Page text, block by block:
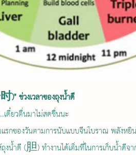
ช่วงเวลาของถุงน้ำดี
เดี๋ยวตื่นมาไม่สดชื่นนะ
รกของวันตามการนับแบบจีนโบราณ พลังหยิ
น้ำดี (胆) ทำงานได้เต็มที่ในการเก็บน้ำดีจ